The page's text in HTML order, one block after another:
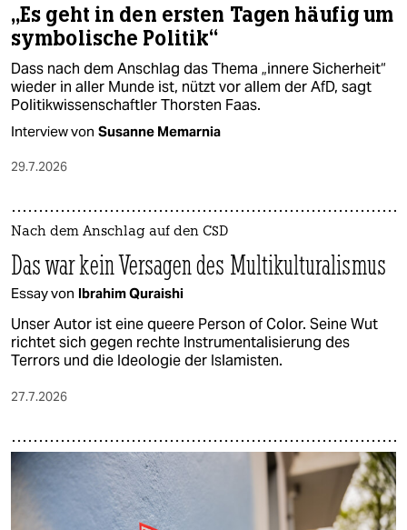
„Es geht in den ersten Tagen häufig um
symbolische Politik“
Dass nach dem Anschlag das Thema „innere Sicherheit“
wieder in aller Munde ist, nützt vor allem der AfD, sagt
Politikwissenschaftler Thorsten Faas.
Interview von Susanne Memarnia
29.7.2026
Nach dem Anschlag auf den CSD
Das war kein Versagen des Multikulturalismus
Essay von Ibrahim Quraishi
Unser Autor ist eine queere Person of Color. Seine Wut
richtet sich gegen rechte Instrumentalisierung des
Terrors und die Ideologie der Islamisten.
27.7.2026